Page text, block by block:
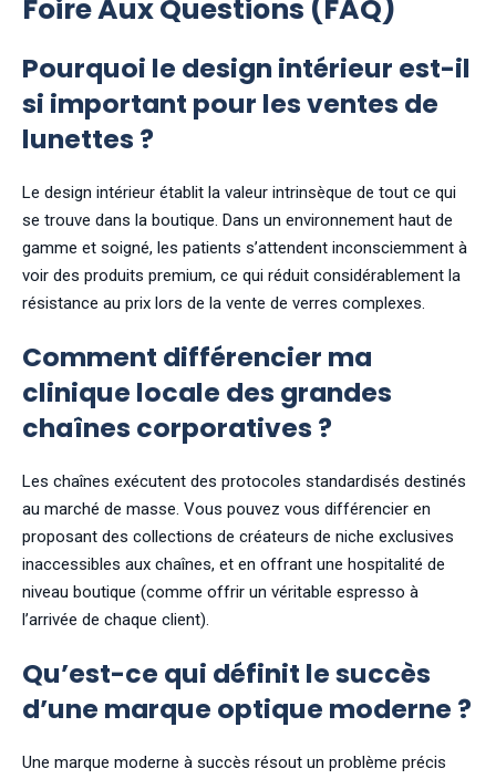
Foire Aux Questions (FAQ)
Pourquoi le design intérieur est-il
si important pour les ventes de
lunettes ?
Le design intérieur établit la valeur intrinsèque de tout ce qui
se trouve dans la boutique. Dans un environnement haut de
gamme et soigné, les patients s’attendent inconsciemment à
voir des produits premium, ce qui réduit considérablement la
résistance au prix lors de la vente de verres complexes.
Comment différencier ma
clinique locale des grandes
chaînes corporatives ?
Les chaînes exécutent des protocoles standardisés destinés
au marché de masse. Vous pouvez vous différencier en
proposant des collections de créateurs de niche exclusives
inaccessibles aux chaînes, et en offrant une hospitalité de
niveau boutique (comme offrir un véritable espresso à
l’arrivée de chaque client).
Qu’est-ce qui définit le succès
d’une marque optique moderne ?
Une marque moderne à succès résout un problème précis